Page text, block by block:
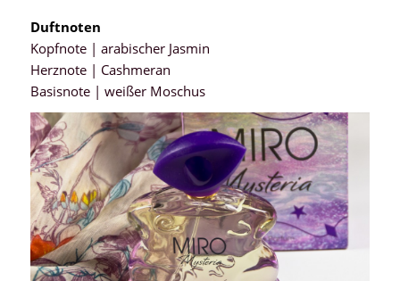
Duftnoten
Kopfnote | arabischer Jasmin
Herznote | Cashmeran
Basisnote | weißer Moschus